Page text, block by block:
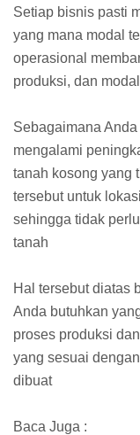
Setiap bisnis pasti
yang mana modal
operasional
produksi, dan
Sebagaimana
mengalami
tanah kosong yang
tersebut untuk
sehingga tidak
tanah
Hal tersebut diatas
Anda butuhkan
proses produksi
yang sesuai
dibuat
Baca Juga :